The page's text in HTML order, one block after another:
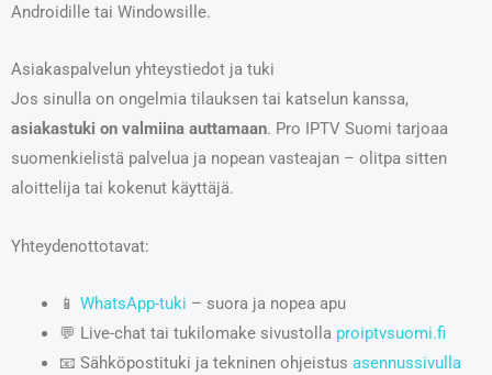
Androidille tai Windowsille.
Asiakaspalvelun yhteystiedot ja tuki
Jos sinulla on ongelmia tilauksen tai katselun kanssa,
asiakastuki on valmiina auttamaan. Pro IPTV Suomi tarjoaa
suomenkielistä palvelua ja nopean vasteajan – olitpa sitten
aloittelija tai kokenut käyttäjä.
Yhteydenottotavat:
📱 WhatsApp-tuki – suora ja nopea apu
💬 Live-chat tai tukilomake sivustolla proiptvsuomi.fi
📧 Sähköpostituki ja tekninen ohjeistus asennussivulla